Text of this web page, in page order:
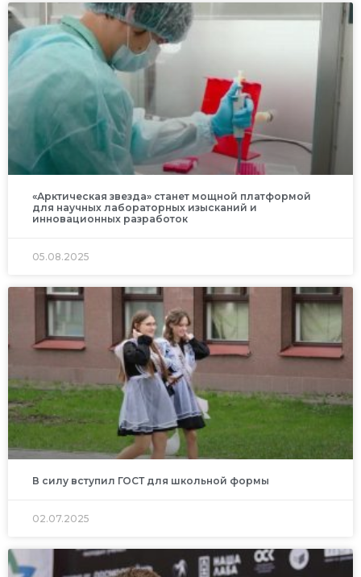
«Арктическая звезда» станет мощной платформой
для научных лабораторных изысканий и
инновационных разработок
05.08.2025
В силу вступил ГОСТ для школьной формы
02.07.2025